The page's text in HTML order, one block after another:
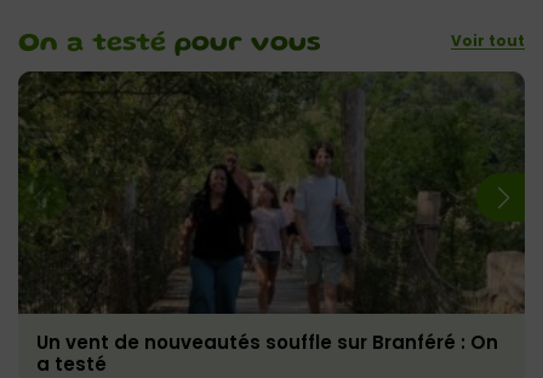
On a testé pour vous Voir tout
Un vent de nouveautés souffle sur Branféré : On
a testé